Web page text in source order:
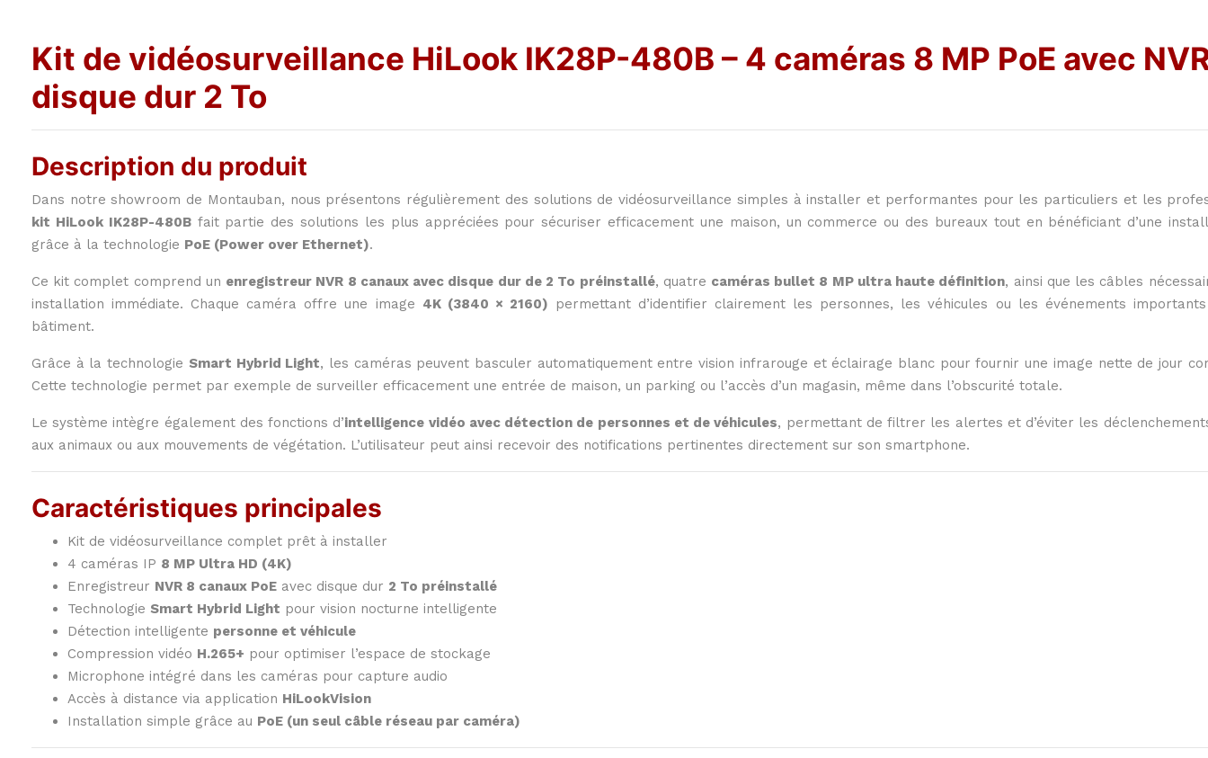
Kit de vidéosurveillance HiLook IK28P-480B – 4 caméras 8 MP PoE avec
disque dur 2 To
Description du produit
Dans notre showroom de Montauban, nous présentons régulièrement des solutions de vidéosurveillance simples à installer et performantes pour les particuliers et les
kit HiLook IK28P-480Bfait partie des solutions les plus appréciées pour sécuriser efficacement une maison, un commerce ou des bureaux tout en bénéficiant d’une
grâce à la technologie PoE (Power over Ethernet).
Ce kit complet comprend un enregistreur NVR 8 canaux avec disque dur de 2 To préinstallé, quatre caméras bullet 8 MP ultra haute définition, ainsi que les câbles
installation immédiate. Chaque caméra offre une image 4K (3840 × 2160) permettant d’identifier clairement les personnes, les véhicules ou les événements importants
bâtiment.
Grâce à la technologie Smart Hybrid Light, les caméras peuvent basculer automatiquement entre vision infrarouge et éclairage blanc pour fournir une image nette de jour
Cette technologie permet par exemple de surveiller efficacement une entrée de maison, un parking ou l’accès d’un magasin, même dans l’obscurité totale.
Le système intègre également des fonctions d’intelligence vidéo avec détection de personnes et de véhicules, permettant de filtrer les alertes et d’éviter les
aux animaux ou aux mouvements de végétation. L’utilisateur peut ainsi recevoir des notifications pertinentes directement sur son smartphone.
Caractéristiques principales
Kit de vidéosurveillance complet prêt à installer
4 caméras IP 8 MP Ultra HD (4K)
Enregistreur NVR 8 canaux PoE avec disque dur 2 To préinstallé
Technologie Smart Hybrid Light pour vision nocturne intelligente
Détection intelligente personne et véhicule
Compression vidéo H.265+ pour optimiser l’espace de stockage
Microphone intégré dans les caméras pour capture audio
Accès à distance via application HiLookVision
Installation simple grâce au PoE (un seul câble réseau par caméra)